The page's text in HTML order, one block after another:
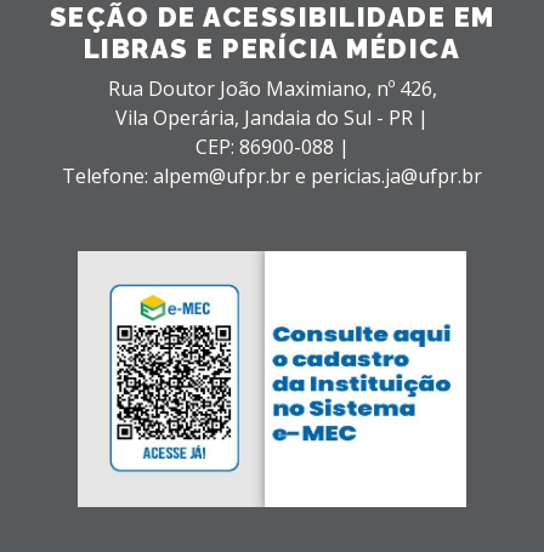
SEÇÃO DE ACESSIBILIDADE EM
LIBRAS E PERÍCIA MÉDICA
Rua Doutor João Maximiano, nº 426,
Vila Operária, Jandaia do Sul - PR |
CEP: 86900-088 |
Telefone: alpem@ufpr.br e pericias.ja@ufpr.br